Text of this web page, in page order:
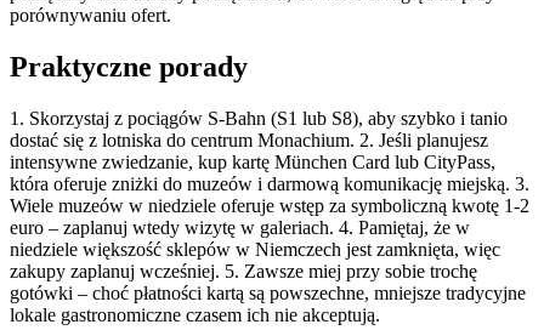
porównywaniu ofert.
Praktyczne porady
1. Skorzystaj z pociągów S-Bahn (S1 lub S8), aby szybko i tanio
dostać się z lotniska do centrum Monachium. 2. Jeśli planujesz
intensywne zwiedzanie, kup kartę München Card lub CityPass,
która oferuje zniżki do muzeów i darmową komunikację miejską. 3.
Wiele muzeów w niedziele oferuje wstęp za symboliczną kwotę 1-2
euro – zaplanuj wtedy wizytę w galeriach. 4. Pamiętaj, że w
niedziele większość sklepów w Niemczech jest zamknięta, więc
zakupy zaplanuj wcześniej. 5. Zawsze miej przy sobie trochę
gotówki – choć płatności kartą są powszechne, mniejsze tradycyjne
lokale gastronomiczne czasem ich nie akceptują.